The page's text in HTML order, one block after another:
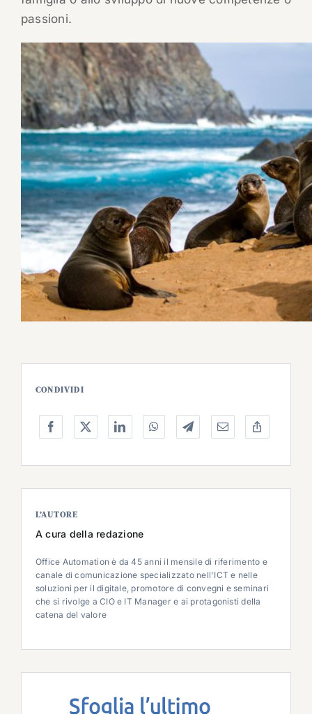
passioni.
CONDIVIDI
L’AUTORE
A cura della redazione
Office Automation è da 45 anni il mensile di riferimento e
canale di comunicazione specializzato nell'ICT e nelle
soluzioni per il digitale, promotore di convegni e seminari
che si rivolge a CIO e IT Manager e ai protagonisti della
catena del valore